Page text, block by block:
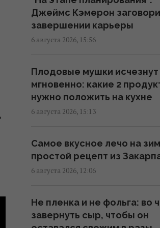
19:57 четверг, 06 августа 2026
Песня, которая
19:54 четверг, 06 августа 2026
Встреча с "ведьмой"
сцены
18:42 четверг, 06 августа 2026
Елисаветград: как
Кропивницкий изначально
Джеймс Кэмерон
завершении карьеры
6 августа 2026, 15:56
Плодовые мушки исчезнут
мгновенно: какие 2
нужно положить на кухне
6 августа 2026, 15:13
Самое вкусное лечо на
простой рецепт из
6 августа 2026, 12:06
Не пленка и не фольга: во
завернуть сыр, чтобы он